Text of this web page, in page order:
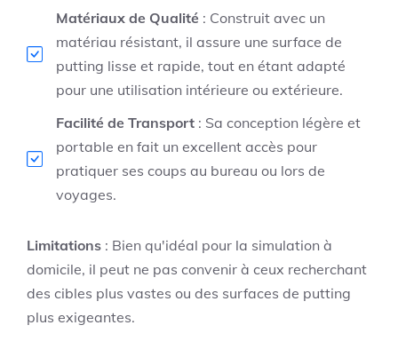
Matériaux de Qualité : Construit avec un
matériau résistant, il assure une surface de
putting lisse et rapide, tout en étant adapté
pour une utilisation intérieure ou extérieure.
Facilité de Transport : Sa conception légère et
portable en fait un excellent accès pour
pratiquer ses coups au bureau ou lors de
voyages.
Limitations : Bien qu'idéal pour la simulation à
domicile, il peut ne pas convenir à ceux recherchant
des cibles plus vastes ou des surfaces de putting
plus exigeantes.